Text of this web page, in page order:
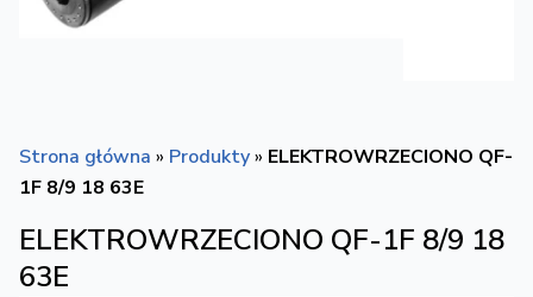
Strona główna » Produkty» ELEKTROWRZECIONO QF-
1F 8/9 18 63E
ELEKTROWRZECIONO QF-1F 8/9 18
63E